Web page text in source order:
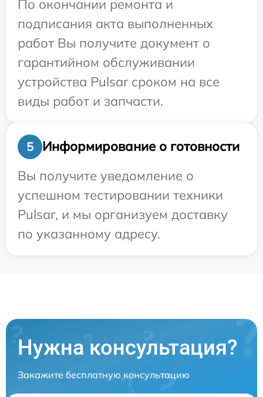
По окончании ремонта и
подписания акта выполненных
работ Вы получите документ о
гарантийном обслуживании
устройства Pulsar сроком на все
виды работ и запчасти.
5
Информирование о готовности
Вы получите уведомление о
успешном тестировании техники
Pulsar, и мы организуем доставку
по указанному адресу.
Нужна консультация?
Закажите бесплатную консультацию